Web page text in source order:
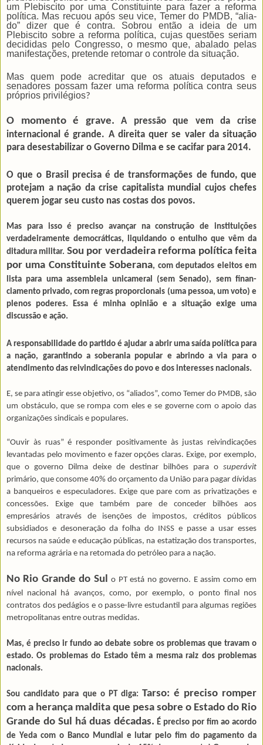
um Plebiscito por uma Constituinte para fazer a reforma
política. Mas recuou após seu vice, Temer do PMDB, “alia­
do” dizer que é contra. Sobrou então a ideia de um
Plebiscito sobre a reforma política, cujas questões seriam
de­cididas pelo Congresso, o mesmo que, abala­do pelas
manifestações, pretende retomar o controle da situação.
Mas quem pode acreditar que os atuais depu­tados e
senadores possam fazer uma refor­ma política contra seus
próprios privilégios?
O momento é grave.A pressão que vem da crise
internacional é grande. A direita quer se valer da situação
para desestabilizar o Governo Dilma e se cacifar para 2014.
O que o Brasil precisa é de transforma­ções de fundo, que
protejam a nação da crise capitalista mundial cujos chefes
querem jogar seu custo nas costas dos povos.
Mas para isso é preciso avançar na construção de instituições
verdadeiramente democráticas, liqui­dando o entulho que vêm da
ditadura militar. Sou por verdadeira reforma política feita
por uma Constituinte Soberana, com deputados eleitos em
lista para uma assem­bleia unicameral (sem Senado), sem finan­
ciamento privado, com regras proporcionais (uma pessoa, um voto) e
plenos poderes. Essa é minha opinião e a situação exige uma
discussão e ação.
A responsabilidade do partido é ajudar a abrir uma saída política para
a nação, garantindo a soberania popular e abrindo a via para o
atendimento das reivindicações do povo e dos interesses nacionais.
E, se para atingir esse objetivo, os “aliados”, como Temer do PMDB, são
um obstáculo, que se rompa com eles e se governe com o apoio das
organizações sindicais e populares.
“Ouvir às ruas” é responder positivamente às justas reivindicações
levantadas pelo movimento e fazer opções claras. Exige, por exemplo,
que o governo Dilma deixe de destinar bilhões para o superávit
primário, que consome 40% do orçamento da União para pagar dívidas
a banqueiros e especuladores. Exige que pare com as privatizações e
concessões. Exige que também pare de conceder bilhões aos
empresários através de isen­ções de impostos, créditos públicos
subsidia­dos e desoneração da folha do INSS e passe a usar esses
recursos na saúde e educação públicas, na estatização dos transportes,
na reforma agrária e na retomada do petróleo para a nação.
No Rio Grande do Sul o PT está no governo. E assim como em
nível nacional há avanços, como, por exemplo, o ponto final nos
contratos dos pedágios e o passe-livre estudantil para algumas regiões
metropolitanas entre outras medidas.
Mas, é preciso ir fundo ao debate sobre os problemas que travam o
estado. Os problemas do Estado têm a mesma raiz dos problemas
nacionais.
Sou candidato para que o PT diga: Tarso: é preciso romper
com a herança maldita que pesa sobre o Estado do Rio
Grande do Sul há duas décadas. É preciso por fim ao acordo
de Yeda com o Banco Mundial e lutar pelo fim do pagamento da